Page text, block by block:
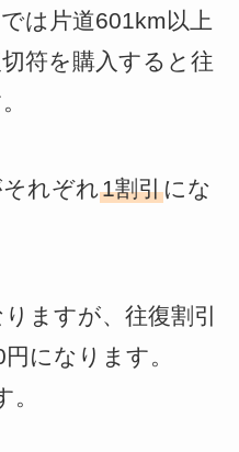
は片道601km以上
符を購入すると往
れぞれ1割引にな
ますが、往復割引
円になります。